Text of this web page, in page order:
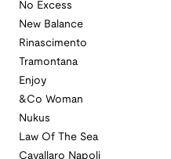
No Excess
New Balance
Rinascimento
Tramontana
Enjoy
&Co Woman
Nukus
Law Of The Sea
Cavallaro Napoli